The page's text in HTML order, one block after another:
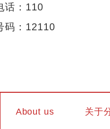
：110
：12110
About us 关于